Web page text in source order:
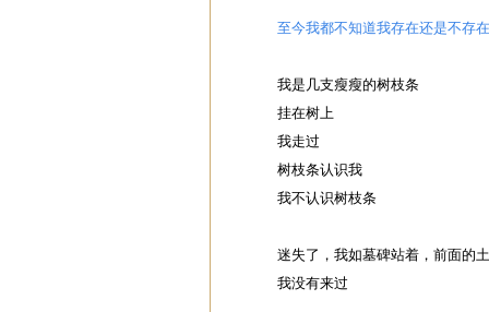
至今我都不知道我存在还是不存在
我是几支瘦瘦的树枝条
挂在树上
我走过
树枝条认识我
我不认识树枝条
迷失了，我如墓碑站着，前面的
我没有来过